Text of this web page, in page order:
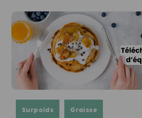
Surpoids Graisse